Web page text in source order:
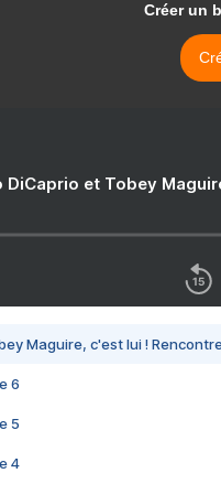
Créer un
DiCaprio et Tobey
Maguire, c'est lui !
6
5
4